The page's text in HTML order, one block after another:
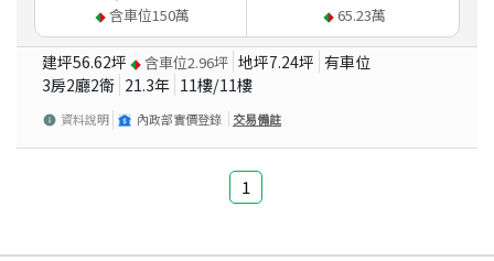
含車位150萬 65.23萬
建坪56.62坪 含車位2.96坪 地坪7.24坪 有車位
3房2廳2衛 21.3年 11樓/11樓
資料說明 內政部實價登錄 交易備註
1